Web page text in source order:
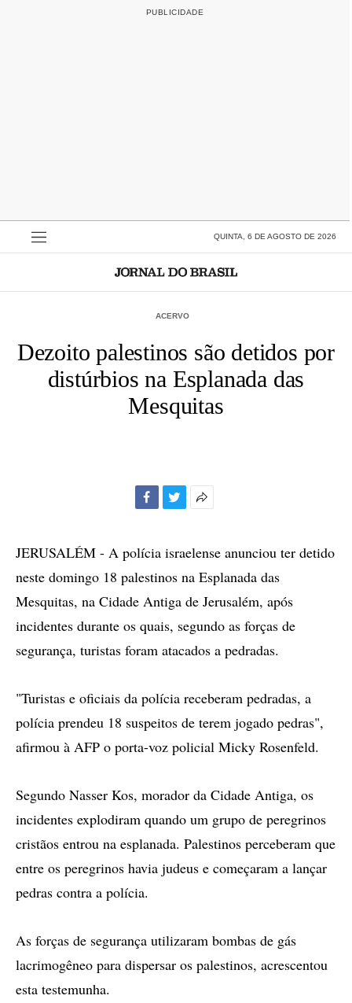
QUINTA, 6 DE AGOSTO DE 2026
ACERVO
Dezoito palestinos são detidos por
distúrbios na Esplanada das
Mesquitas
compartilhamento
JERUSALÉM - A polícia israelense anunciou ter detido
neste domingo 18 palestinos na Esplanada das
Mesquitas, na Cidade Antiga de Jerusalém, após
incidentes durante os quais, segundo as forças de
segurança, turistas foram atacados a pedradas.
"Turistas e oficiais da polícia receberam pedradas, a
polícia prendeu 18 suspeitos de terem jogado pedras",
afirmou à AFP o porta-voz policial Micky Rosenfeld.
Segundo Nasser Kos, morador da Cidade Antiga, os
incidentes explodiram quando um grupo de peregrinos
cristãos entrou na esplanada. Palestinos perceberam que
entre os peregrinos havia judeus e começaram a lançar
pedras contra a polícia.
As forças de segurança utilizaram bombas de gás
lacrimogêneo para dispersar os palestinos, acrescentou
esta testemunha.